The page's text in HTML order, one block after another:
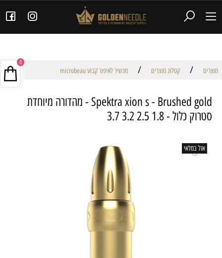
מוצרים / קטלוג מוצרים / מכשיר לאיפור קבוע microbeau
Spektra xion s - Brushed gold - מהדורה מיוחדת
סטרוק כלול - 1.8 2.5 3.2 3.7
אזל במלאי
0